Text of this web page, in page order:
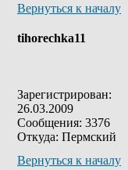
Вернуться к началу
tihorechka11
Зарегистрирован:
26.03.2009
Сообщения: 3376
Откуда: Пермский
Вернуться к началу